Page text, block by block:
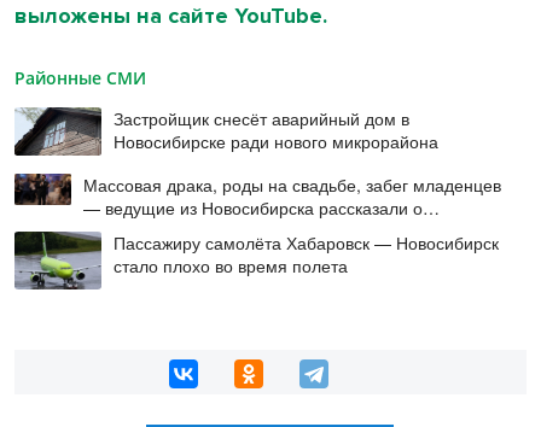
выложены на сайте YouTube.
Районные СМИ
Застройщик снесёт аварийный дом в
Новосибирске ради нового микрорайона
Массовая драка, роды на свадьбе, забег младенцев
— ведущие из Новосибирска рассказали о
происшествиях на мероприятиях
Пассажиру самолёта Хабаровск — Новосибирск
стало плохо во время полета